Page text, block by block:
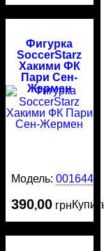
Фигурка
SoccerStarz
Хакими ФК
Пари Сен-
Жермен
Модель: 0016445
390,00 грн